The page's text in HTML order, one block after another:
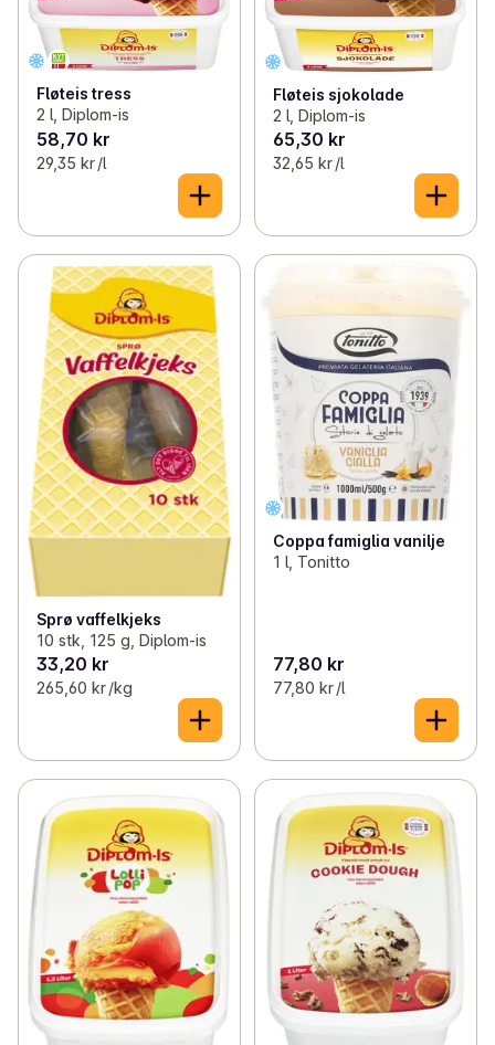
Fløteis tress
2 l, Diplom-is
58,70 kr
29,35 kr /l
Fløteis sjokolade
2 l, Diplom-is
65,30 kr
32,65 kr /l
Sprø vaffelkjeks
10 stk, 125 g, Diplom-is
33,20 kr
265,60 kr /kg
Coppa famiglia vanilje
1 l, Tonitto
77,80 kr
77,80 kr /l